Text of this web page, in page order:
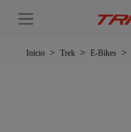
Inicio Trek E-Bikes